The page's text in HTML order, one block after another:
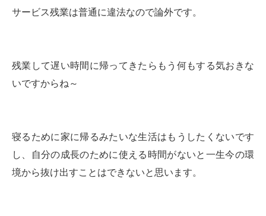
サービス残業は普通に違法なので論外です。
残業して遅い時間に帰ってきたらもう何もする気おきな
いですからね～
寝るために家に帰るみたいな生活はもうしたくないです
し、自分の成長のために使える時間がないと一生今の環
境から抜け出すことはできないと思います。